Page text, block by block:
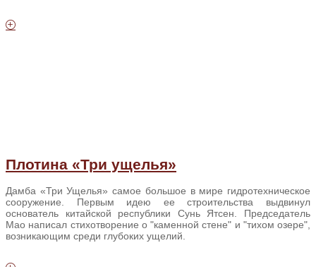
Плотина «Три ущелья»
Дамба «Три Ущелья» самое большое в мире гидротехническое
сооружение. Первым идею ее строительства выдвинул
основатель китайской республики Сунь Ятсен. Председатель
Мао написал стихотворение о "каменной стене" и "тихом озере",
возникающим среди глубоких ущелий.